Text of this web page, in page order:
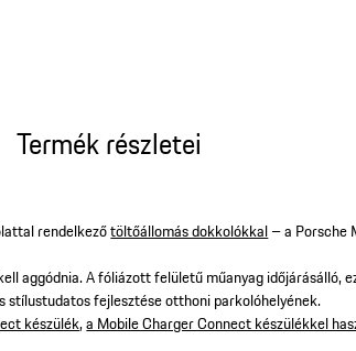
Termék részletei
rendelkezőtöltőállomás dokkolókkal– a Porsche
aggódnia. A fóliázott felületű műanyag időjárásálló,
stílustudatos fejlesztése otthoni parkolóhelyének.
készülék,a Mobile Charger Connect készülékkel